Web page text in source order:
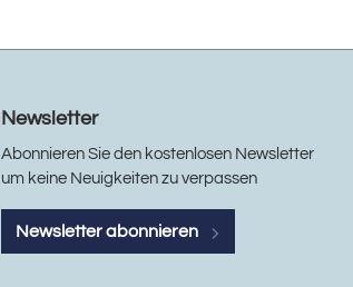
Newsletter
Abonnieren Sie den kostenlosen Newsletter
um keine Neuigkeiten zu verpassen
Newsletter abonnieren